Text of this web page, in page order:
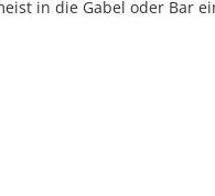
in die Gabel oder Bar